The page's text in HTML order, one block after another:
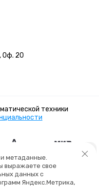
Оф. 20
техники
и метаданные.
выражаете свое
данных с
Яндекс.Метрика,